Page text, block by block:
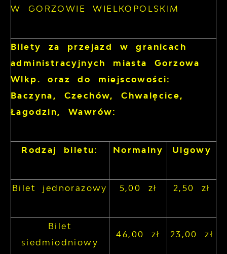
W GORZOWIE WIELKOPOLSKIM
Bilety za przejazd w granicach
administracyjnych miasta Gorzowa
Wlkp. oraz do miejscowości:
Baczyna, Czechów, Chwalęcice,
Łagodzin, Wawrów:
Rodzaj biletu: Normalny Ulgowy
Bilet jednorazowy 5,00 zł 2,50 zł
Bilet
siedmiodniowy
46,00 zł 23,00 zł